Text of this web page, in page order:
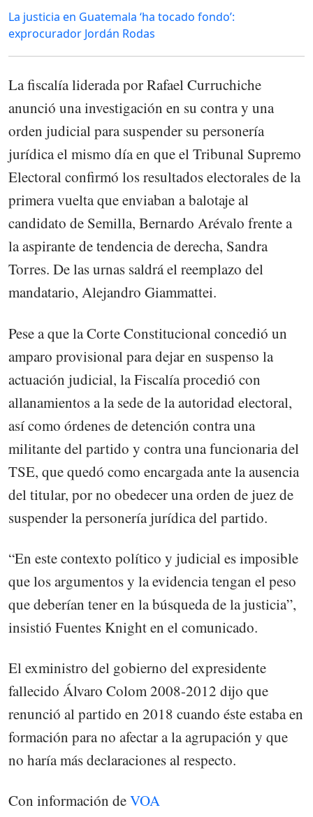
La justicia en Guatemala ‘ha tocado fondo’:
exprocurador Jordán Rodas
La fiscalía liderada por Rafael Curruchiche
anunció una investigación en su contra y una
orden judicial para suspender su personería
jurídica el mismo día en que el Tribunal Supremo
Electoral confirmó los resultados electorales de la
primera vuelta que enviaban a balotaje al
candidato de Semilla, Bernardo Arévalo frente a
la aspirante de tendencia de derecha, Sandra
Torres. De las urnas saldrá el reemplazo del
mandatario, Alejandro Giammattei.
Pese a que la Corte Constitucional concedió un
amparo provisional para dejar en suspenso la
actuación judicial, la Fiscalía procedió con
allanamientos a la sede de la autoridad electoral,
así como órdenes de detención contra una
militante del partido y contra una funcionaria del
TSE, que quedó como encargada ante la ausencia
del titular, por no obedecer una orden de juez de
suspender la personería jurídica del partido.
“En este contexto político y judicial es imposible
que los argumentos y la evidencia tengan el peso
que deberían tener en la búsqueda de la justicia”,
insistió Fuentes Knight en el comunicado.
El exministro del gobierno del expresidente
fallecido Álvaro Colom 2008-2012 dijo que
renunció al partido en 2018 cuando éste estaba en
formación para no afectar a la agrupación y que
no haría más declaraciones al respecto.
Con información deVOA